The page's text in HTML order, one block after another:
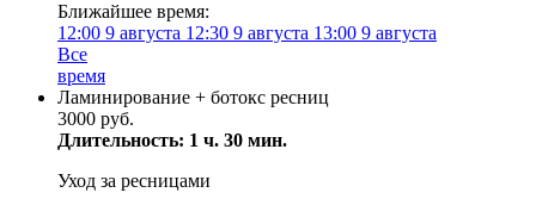
Ближайшее время:
12:00 9 августа 12:30 9 августа 13:00 9 августа
Все
время
Ламинирование + ботокс ресниц
3000 руб.
Длительность: 1 ч. 30 мин.
Уход за ресницами